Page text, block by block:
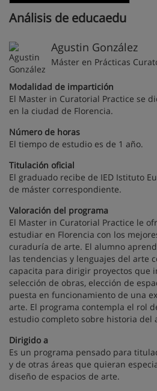
Análisis de educaedu
Agustin González
Máster en Prácticas
Modalidad de impartición
El Master in Curatorial Practice se
en la ciudad de Florencia.
Número de horas
El tiempo de estudio es de 1 año.
Titulación oficial
El graduado recibe de IED Istituto
de máster correspondiente.
Valoración del programa
El Master in Curatorial Practice le
estudiar en Florencia con los
curaduría de arte. El alumno
las tendencias y lenguajes del arte
capacita para dirigir proyectos que
selección de obras, elección de
puesta en funcionamiento de una
arte. El programa contempla el rol
estudio completo sobre historia del
Dirigido a
Es un programa pensado para
y de otras áreas que quieran
diseño de espacios de arte.